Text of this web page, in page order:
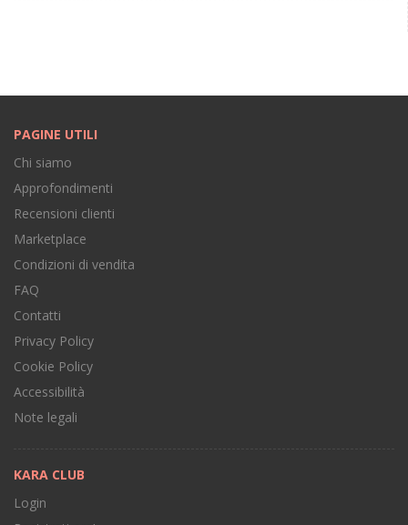
PAGINE UTILI
Chi siamo
Approfondimenti
Recensioni clienti
Marketplace
Condizioni di vendita
FAQ
Contatti
Privacy Policy
Cookie Policy
Accessibilità
Note legali
KARA CLUB
Login